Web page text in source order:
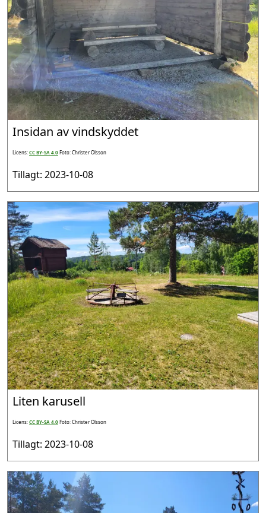
Insidan av vindskyddet
Licens:CC BY-SA 4.0Foto: Christer Olsson
Tillagt: 2023-10-08
Liten karusell
Licens:CC BY-SA 4.0Foto: Christer Olsson
Tillagt: 2023-10-08